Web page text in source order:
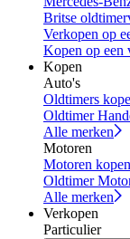
Britse
Verkopen op
Kopen op een
Kopen
Auto's
Oldtimers
Oldtimer
Alle merken
Motoren
Motoren kopen
Oldtimer
Alle merken
Verkopen
Particulier